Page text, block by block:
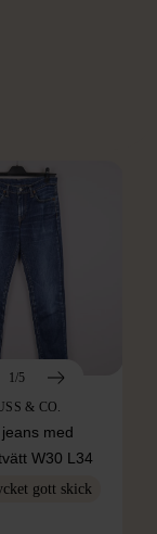
1/5
& CO.
jeans med
W30 L34
gott skick